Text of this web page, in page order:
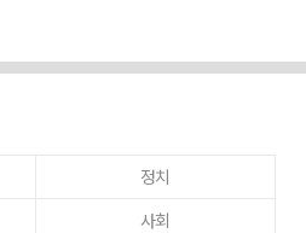
정치
사회